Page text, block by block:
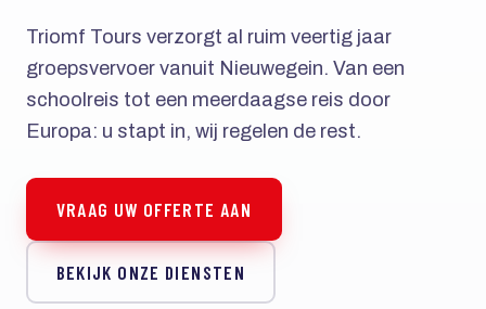
Triomf Tours verzorgt al ruim veertig jaar
groepsvervoer vanuit Nieuwegein. Van een
schoolreis tot een meerdaagse reis door
Europa: u stapt in, wij regelen de rest.
VRAAG UW OFFERTE AAN
BEKIJK ONZE DIENSTEN